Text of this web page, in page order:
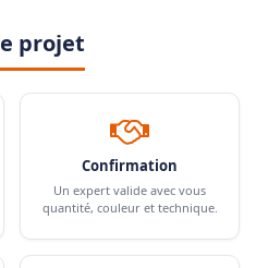
projet
Confirmation
Un expert valide avec vous
quantité, couleur et technique.